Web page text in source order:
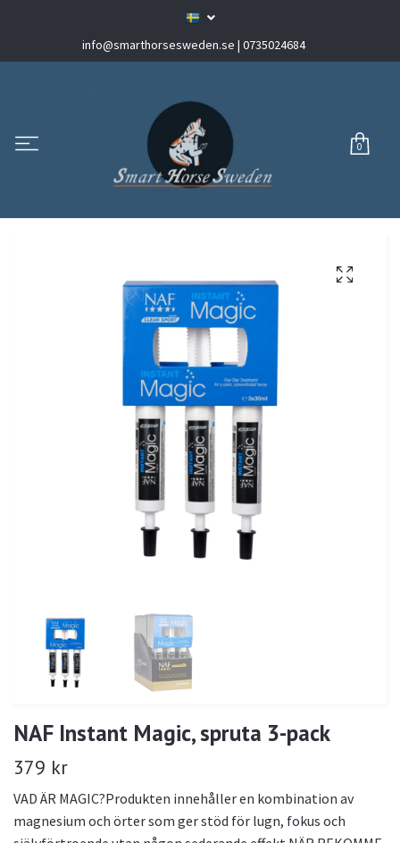
info@smarthorsesweden.se | 0735024684
0
NAF Instant Magic, spruta 3-pack
379 kr
VAD ÄR MAGIC?Produkten innehåller en kombination av
magnesium och örter som ger stöd för lugn, fokus och